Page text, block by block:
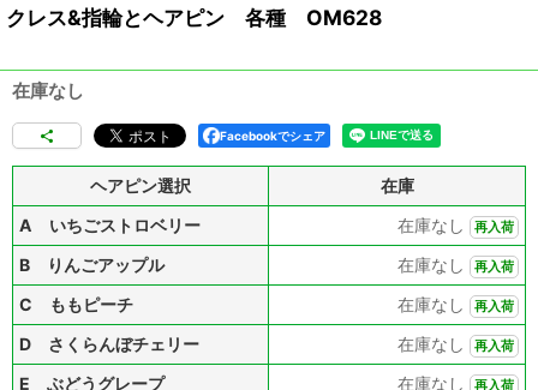
クレス&指輪とヘアピン 各種 OM628
在庫なし
Facebookでシェア
ヘアピン選択
在庫
A いちごストロベリー
在庫なし 再入荷
B りんごアップル 在庫なし 再入荷
C ももピーチ 在庫なし 再入荷
D さくらんぼチェリー 在庫なし 再入荷
E ぶどうグレープ 在庫なし 再入荷